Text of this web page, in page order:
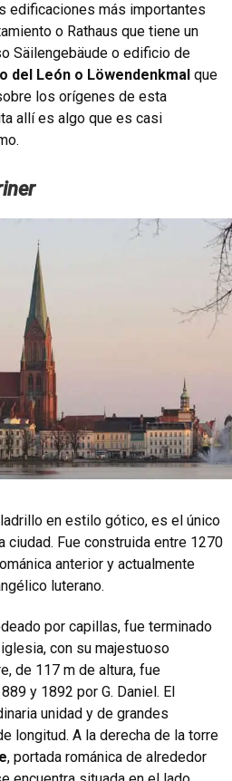
edificaciones más importantes
o Rathaus que tiene un
Säilengebäude o edificio de
del León o Löwendenkmal que
los orígenes de esta
allí es algo que es casi
en estilo gótico, es el único
ciudad. Fue construida entre 1270
anterior y actualmente
luterano.
por capillas, fue terminado
con su majestuoso
de 117 m de altura, fue
y 1892 por G. Daniel. El
unidad y de grandes
longitud. A la derecha de la torre
, portada románica de alrededor